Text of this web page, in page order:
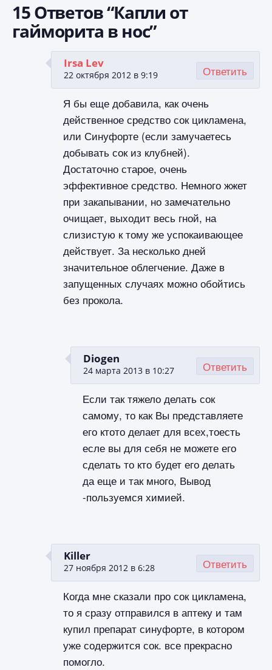
15 Ответов “Капли от
гайморита в нос”
Irsa Lev
22 октября 2012 в 9:19
Я бы еще добавила, как очень
действенное средство сок цикламена,
или Синуфорте (если замучаетесь
добывать сок из клубней).
Достаточно старое, очень
эффективное средство. Немного жжет
при закапывании, но замечательно
очищает, выходит весь гной, на
слизистую к тому же успокаивающее
действует. За несколько дней
значительное облегчение. Даже в
запущенных случаях можно обойтись
без прокола.
Ответить
Diogen
24 марта 2013 в 10:27
Если так тяжело делать сок
самому, то как Вы представляете
его ктото делает для всех,тоесть
есле вы для себя не можете его
сделать то кто будет его делать
да еще и так много, Вывод
-пользуемся химией.
Ответить
Killer
27 ноября 2012 в 6:28
Когда мне сказали про сок цикламена,
то я сразу отправился в аптеку и там
купил препарат синуфорте, в котором
уже содержится сок. все прекрасно
помогло.
Ответить